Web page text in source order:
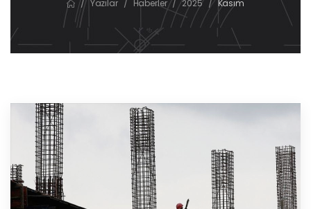
/ Yazılar / Haberler / 2025 / Kasım